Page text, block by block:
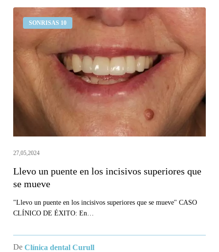
SONRISAS 10
incisivos
superiores
que
mueve
27,05,2024
Llevo un puente en los incisivos superiores que
se mueve
"Llevo un puente en los incisivos superiores que se mueve" CASO
CLÍNICO DE ÉXITO: En…
De Clínica dental Curull